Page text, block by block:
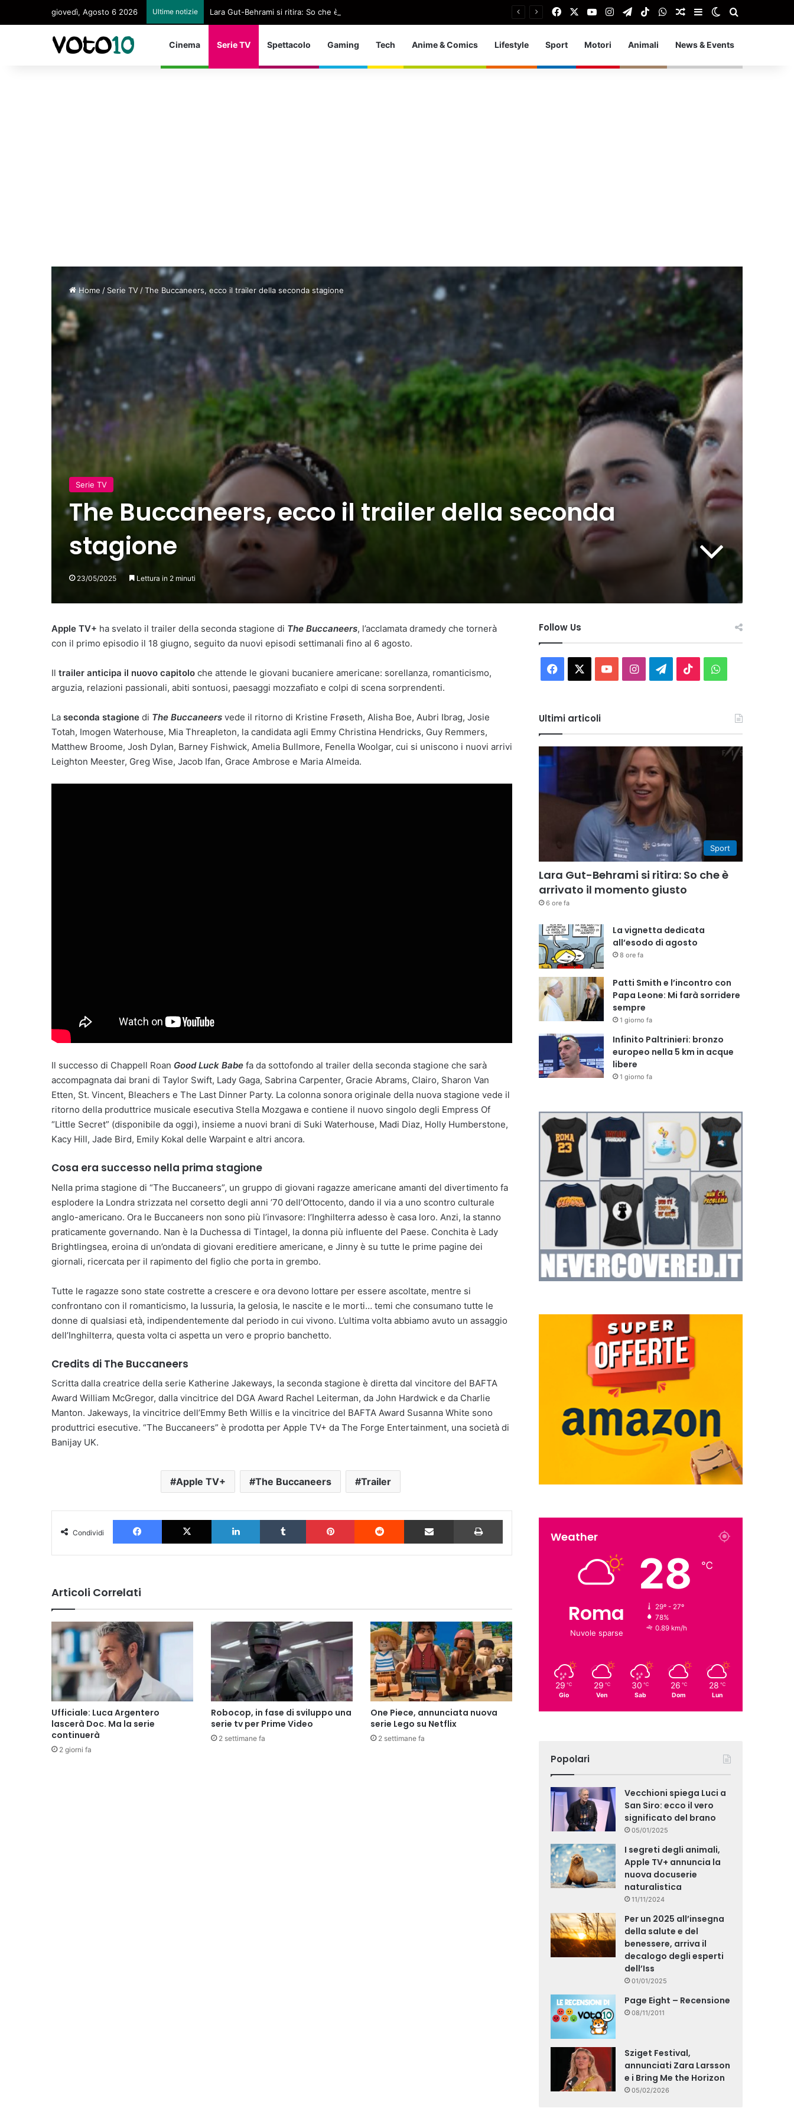
giovedì, Agosto 6 2026 Ultime notizie Lara Gut-Behrami si ritira: So che è arrivato il momento giusto FacebookYou TubeInstagram
TelegramTikTokWhatsApp
Articolo Random
Barra laterale
Cambia aspetto
Cinema Serie TV Spettacolo Gaming Tech Anime & Comics Lifestyle Sport Motori Animali News & Events
Home /Serie TV /The Buccaneers, ecco il trailer della seconda stagione
Serie TV
The Buccaneers, ecco il trailer della seconda
stagione
23/05/2025 Lettura in 2 minuti
Apple TV+ ha svelato il trailer della seconda stagione di The Buccaneers, l’acclamata dramedy che tornerà
con il primo episodio il 18 giugno, seguito da nuovi episodi settimanali fino al 6 agosto.
Il trailer anticipa il nuovo capitolo che attende le giovani bucaniere americane: sorellanza, romanticismo,
arguzia, relazioni passionali, abiti sontuosi, paesaggi mozzafiato e colpi di scena sorprendenti.
La seconda stagione di The Buccaneers vede il ritorno di Kristine Frøseth, Alisha Boe, Aubri Ibrag, Josie
Totah, Imogen Waterhouse, Mia Threapleton, la candidata agli Emmy Christina Hendricks, Guy Remmers,
Matthew Broome, Josh Dylan, Barney Fishwick, Amelia Bullmore, Fenella Woolgar, cui si uniscono i nuovi arrivi
Leighton Meester, Greg Wise, Jacob Ifan, Grace Ambrose e Maria Almeida.
Il successo di Chappell Roan Good Luck Babe fa da sottofondo al trailer della seconda stagione che sarà
accompagnata dai brani di Taylor Swift, Lady Gaga, Sabrina Carpenter, Gracie Abrams, Clairo, Sharon Van
Etten, St. Vincent, Bleachers e The Last Dinner Party. La colonna sonora originale della nuova stagione vede il
ritorno della produttrice musicale esecutiva Stella Mozgawa e contiene il nuovo singolo degli Empress Of
“Little Secret” (disponibile da oggi), insieme a nuovi brani di Suki Waterhouse, Madi Diaz, Holly Humberstone,
Kacy Hill, Jade Bird, Emily Kokal delle Warpaint e altri ancora.
Cosa era successo nella prima stagione
Nella prima stagione di “The Buccaneers”, un gruppo di giovani ragazze americane amanti del divertimento fa
esplodere la Londra strizzata nel corsetto degli anni ’70 dell’Ottocento, dando il via a uno scontro culturale
anglo-americano. Ora le Buccaneers non sono più l’invasore: l’Inghilterra adesso è casa loro. Anzi, la stanno
praticamente governando. Nan è la Duchessa di Tintagel, la donna più influente del Paese. Conchita è Lady
Brightlingsea, eroina di un’ondata di giovani ereditiere americane, e Jinny è su tutte le prime pagine dei
giornali, ricercata per il rapimento del figlio che porta in grembo.
Tutte le ragazze sono state costrette a crescere e ora devono lottare per essere ascoltate, mentre si
confrontano con il romanticismo, la lussuria, la gelosia, le nascite e le morti… temi che consumano tutte le
donne di qualsiasi età, indipendentemente dal periodo in cui vivono. L’ultima volta abbiamo avuto un assaggio
dell’Inghilterra, questa volta ci aspetta un vero e proprio banchetto.
Credits di The Buccaneers
Scritta dalla creatrice della serie Katherine Jakeways, la seconda stagione è diretta dal vincitore del BAFTA
Award William McGregor, dalla vincitrice del DGA Award Rachel Leiterman, da John Hardwick e da Charlie
Manton. Jakeways, la vincitrice dell’Emmy Beth Willis e la vincitrice del BAFTA Award Susanna White sono
produttrici esecutive. “The Buccaneers” è prodotta per Apple TV+ da The Forge Entertainment, una società di
Banijay UK.
Apple TV+ The Buccaneers Trailer
Condividi
Facebook X LinkedIn Tumblr Pinterest Reddit Condividi via Email Stampa
Articoli Correlati
Ufficiale: Luca Argentero
lascerà Doc. Ma la serie
continuerà
2 giorni fa
Robocop, in fase di sviluppo una
serie tv per Prime Video
2 settimane fa
One Piece, annunciata nuova
serie Lego su Netflix
2 settimane fa
Follow Us
Facebook You InstagramTelegram
TikTokWhatsApp
Ultimi articoli
Sport
Lara Gut-Behrami si ritira: So che è
arrivato il momento giusto
6 ore fa
La vignetta dedicata
all’esodo di agosto
8 ore fa
Patti Smith e l’incontro con
Papa Leone: Mi farà sorridere
sempre
1 giorno fa
Infinito Paltrinieri: bronzo
europeo nella 5 km in acque
libere
1 giorno fa
Weather
Roma
Nuvole sparse
28 ℃
29º - 27º
78%
0.89 km/h
29 ℃
Gio
29 ℃
Ven
30 ℃
Sab
26 ℃
Dom
28 ℃
Lun
Popolari
Vecchioni spiega Luci a
San Siro: ecco il vero
significato del brano
05/01/2025
I segreti degli animali,
Apple TV+ annuncia la
nuova docuserie
naturalistica
11/11/2024
Per un 2025 all’insegna
della salute e del
benessere, arriva il
decalogo degli esperti
dell’Iss
01/01/2025
Page Eight – Recensione
08/11/2011
Sziget Festival,
annunciati Zara Larsson
e i Bring Me the Horizon
05/02/2026